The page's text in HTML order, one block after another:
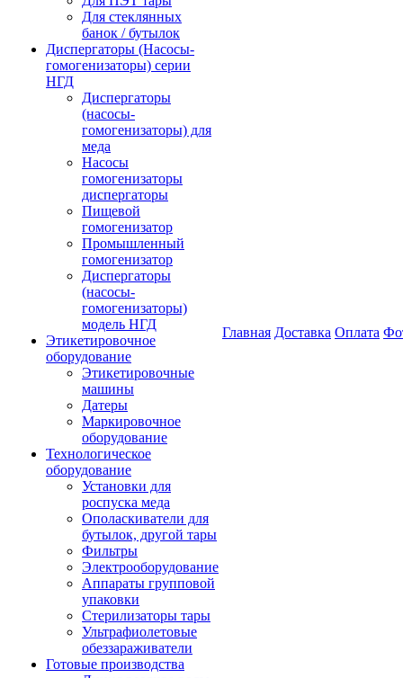
Для стеклянных
банок / бутылок
Диспергаторы (Насосы-
гомогенизаторы) серии
НГД
Диспергаторы
(насосы-
гомогенизаторы) для
меда
Насосы
гомогенизаторы
диспергаторы
Пищевой
гомогенизатор
Промышленный
гомогенизатор
Диспергаторы
(насосы-
гомогенизаторы)
модель НГД
Этикетировочное
оборудование
Этикетировочные
машины
Датеры
Маркировочное
оборудование
Технологическое
оборудование
Установки для
роспуска меда
Ополаскиватели для
бутылок, другой тары
Фильтры
Электрооборудование
Аппараты групповой
упаковки
Стерилизаторы тары
Ультрафиолетовые
обеззараживатели
Готовые производства
Главная Доставка Оплата